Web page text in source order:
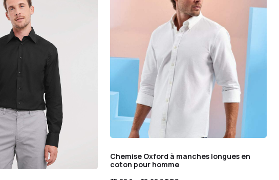
Chemise Oxford à manches longues en
coton pour homme